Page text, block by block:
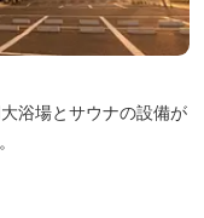
浴場とサウナの設備が